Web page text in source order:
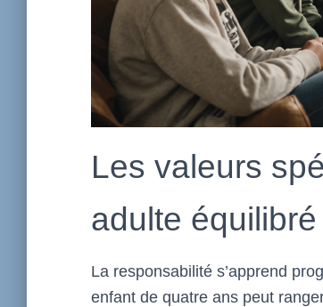
Les valeurs
adulte équilibré
La responsabilité s’apprend
enfant de quatre ans peut